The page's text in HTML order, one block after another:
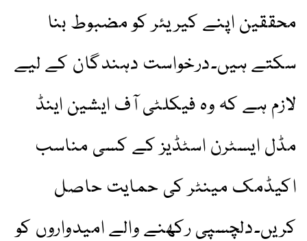
محققین اپنے کیریئر کو مضبوط بنا
سکتے ہیں۔درخواست دہندگان کے لیے
لازم ہے کہ وہ فیکلٹی آف ایشین اینڈ
مڈل ایسٹرن اسٹڈیز کے کسی مناسب
اکیڈمک مینٹر کی حمایت حاصل
کریں۔دلچسپی رکھنے والے امیدواروں کو